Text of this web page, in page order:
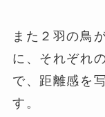
また２羽の鳥
に、それぞれ
で、距離感を
す。